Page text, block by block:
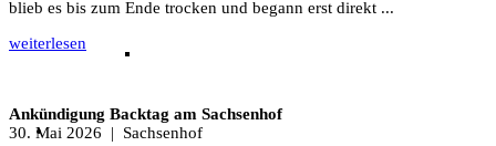
Angebote & Aktionen
blieb es bis zum Ende trocken und begann erst direkt ...
weiterlesen
Ankündigung Backtag am Sachsenhof
30. Mai 2026 | Sachsenhof